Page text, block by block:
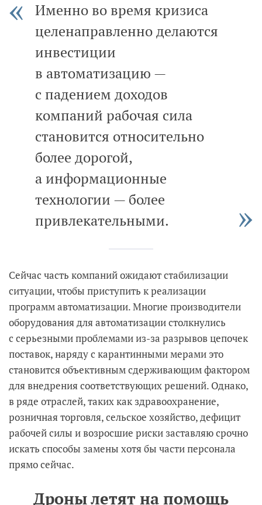
Именно во время кризиса
целенаправленно делаются
инвестиции
в автоматизацию —
с падением доходов
компаний рабочая сила
становится относительно
более дорогой,
а информационные
технологии — более
привлекательными.
Сейчас часть компаний ожидают стабилизации
ситуации, чтобы приступить к реализации
программ автоматизации. Многие производители
оборудования для автоматизации столкнулись
с серьезными проблемами из-за разрывов цепочек
поставок, наряду с карантинными мерами это
становится объективным сдерживающим фактором
для внедрения соответствующих решений. Однако,
в ряде отраслей, таких как здравоохранение,
розничная торговля, сельское хозяйство, дефицит
рабочей силы и возросшие риски заставляю срочно
искать способы замены хотя бы части персонала
прямо сейчас.
Дроны летят на помощь